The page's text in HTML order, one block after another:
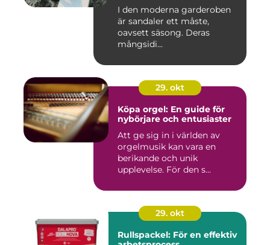
I den moderna garderoben
är sandaler ett måste,
oavsett säsong. Deras
mångsidi...
29. okt
Köpa orgel: En guide för
nybörjare och entusiaster
Att ge sig in i världen av
orgelmusik kan vara en
berikande och unik
upplevelse. För den s...
29. okt
Rullspackel: För en effektiv